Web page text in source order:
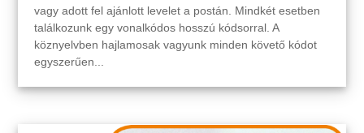
vagy adott fel ajánlott levelet a postán. Mindkét esetben
találkozunk egy vonalkódos hosszú kódsorral. A
köznyelvben hajlamosak vagyunk minden követő kódot
egyszerűen...